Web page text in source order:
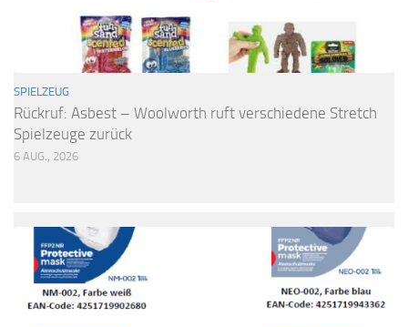
SPIELZEUG
Rückruf: Asbest – Woolworth ruft verschiedene Stretch
Spielzeuge zurück
6 AUG., 2026